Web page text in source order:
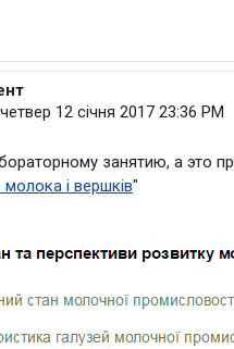
Олександрівна
четвер 12 січня 2017 23:36 PM
занятию, а это
молока і вершків"